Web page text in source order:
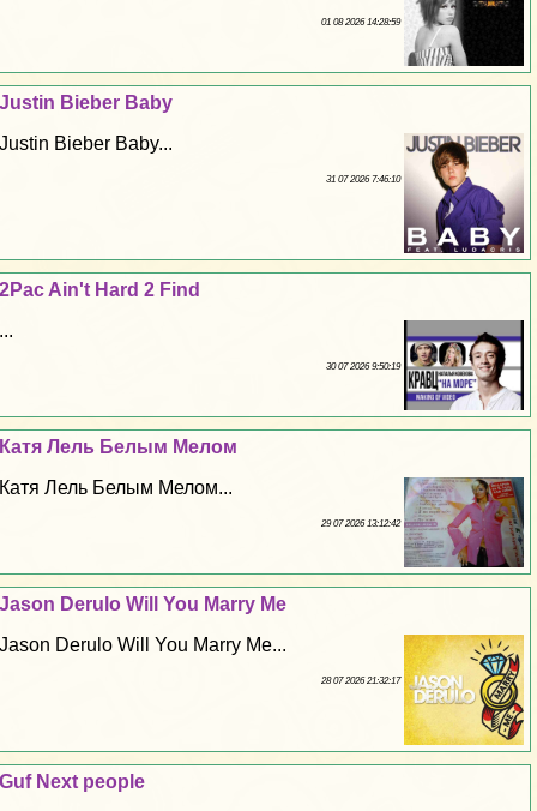
01 08 2026 14:28:59
Justin Bieber Baby
Justin Bieber Baby...
31 07 2026 7:46:10
2Pac Ain't Hard 2 Find
...
30 07 2026 9:50:19
Катя Лель Белым Мелом
Катя Лель Белым Мелом...
29 07 2026 13:12:42
Jason Derulo Will You Marry Me
Jason Derulo Will You Marry Me...
28 07 2026 21:32:17
Guf Next people